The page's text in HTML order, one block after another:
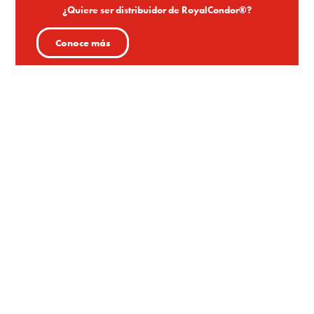
¿Quiere ser distribuidor de RoyalCondor®?
Conoce más